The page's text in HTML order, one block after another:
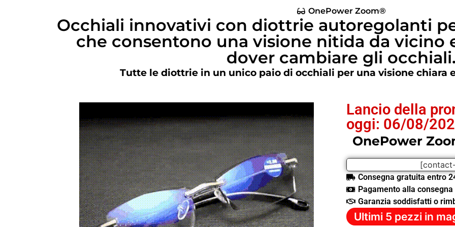
OnePower Zoom®
Occhiali innovativi con diottrie autoregolanti
che consentono una visione nitida da vicino
dover cambiare gli
Tutte le diottrie in un unico paio di occhiali per una visione chiara
Lancio della
oggi: 06/08/
OnePower
Consegna gratuita entro
Pagamento alla consegna
Garanzia soddisfatti o
Ultimi 5 pezzi in